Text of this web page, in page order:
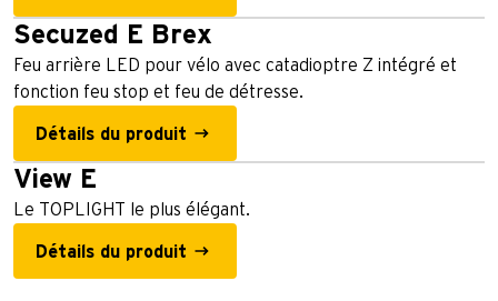
Secuzed E Brex
Feu arrière LED pour vélo avec catadioptre Z intégré et
fonction feu stop et feu de détresse.
Détails du produit
View E
Le TOPLIGHT le plus élégant.
Détails du produit